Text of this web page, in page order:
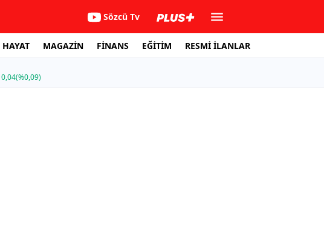
Sözcü Tv
HAYAT MAGAZİN FİNANS EĞİTİM RESMİ İLANLAR
0,04(%0,09)